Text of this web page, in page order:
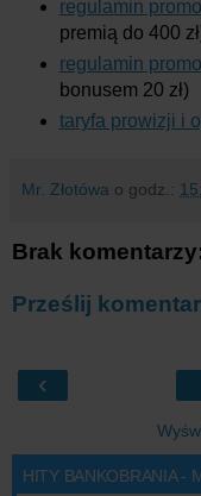
regulamin
premią do 400
regulamin
bonusem 20 zł)
taryfa prowizji i
Mr. Złotówa o godz.:
Brak
Prześlij
‹
HITY BANKOBRANIA -